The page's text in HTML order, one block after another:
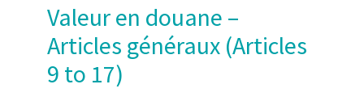
Valeur en douane –
Articles généraux (Articles
9 to 17)